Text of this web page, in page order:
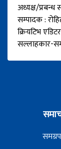
अध्यक्ष/प्रबन्ध
सम्पादक :
क्रियटिभ
सल्लाहकार-